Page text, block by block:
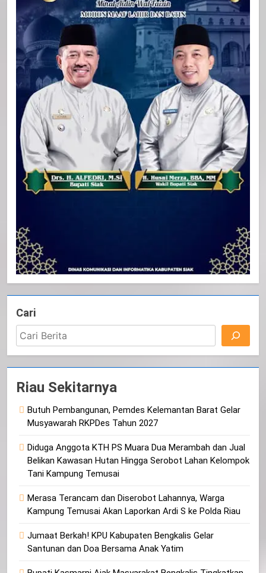
Cari
Riau Sekitarnya
Butuh Pembangunan, Pemdes Kelemantan Barat Gelar
Musyawarah RKPDes Tahun 2027
Diduga Anggota KTH PS Muara Dua Merambah dan Jual
Belikan Kawasan Hutan Hingga Serobot Lahan Kelompok
Tani Kampung Temusai
Merasa Terancam dan Diserobot Lahannya, Warga
Kampung Temusai Akan Laporkan Ardi S ke Polda Riau
Jumaat Berkah! KPU Kabupaten Bengkalis Gelar
Santunan dan Doa Bersama Anak Yatim